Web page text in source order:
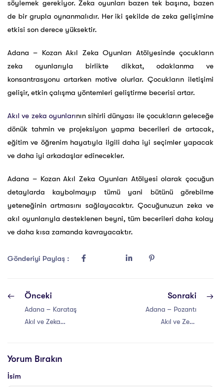
söylemek gerekiyor. Zeka oyunları bazen tek başına, bazen
de bir grupla oynanmalıdır. Her iki şekilde de zeka gelişimine
etkisi son derece yüksektir.
Adana – Kozan Akıl Zeka Oyunları Atölyesinde çocukların
zeka oyunlarıyla birlikte dikkat, odaklanma ve
konsantrasyonu artarken motive olurlar. Çocukların iletişimi
gelişir, etkin çalışma yöntemleri geliştirme becerisi artar.
Akıl ve zeka oyunlarının sihirli dünyası ile çocukların geleceğe
dönük tahmin ve projeksiyon yapma becerileri de artacak,
eğitim ve öğrenim hayatıyla ilgili daha iyi seçimler yapacak
ve daha iyi arkadaşlar edinecekler.
Adana – Kozan Akıl Zeka Oyunları Atölyesi olarak çocuğun
detaylarda kaybolmayıp tümü yani bütünü görebilme
yeteneğinin artmasını sağlayacaktır. Çocuğunuzun zeka ve
akıl oyunlarıyla desteklenen beyni, tüm becerileri daha kolay
ve daha kısa zamanda kavrayacaktır.
Gönderiyi Paylaş :
Önceki
Adana – Karataş
Akıl ve Zeka
Sonraki
Adana – Pozantı
Akıl ve Zeka
Yorum Bırakın
İsim